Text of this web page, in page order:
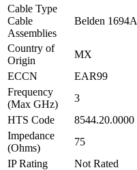
Cable Type
Cable
Assemblies
Belden 1694A
Country of
Origin
MX
ECCN
EAR99
Frequency
(Max GHz)
3
HTS Code
8544.20.0000
Impedance
(Ohms)
75
IP Rating
Not Rated